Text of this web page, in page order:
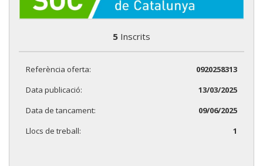
5 Inscrits
Referència oferta:
0920258313
Data publicació:
13/03/2025
Data de tancament:
09/06/2025
Llocs de treball:
1